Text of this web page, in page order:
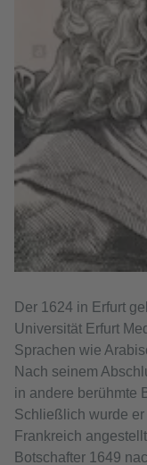
Der 1624 in Erfurt
Universität Erfurt
Sprachen wie
Nach seinem
in andere berühmte
Schließlich wurde
Frankreich
Botschafter 1649